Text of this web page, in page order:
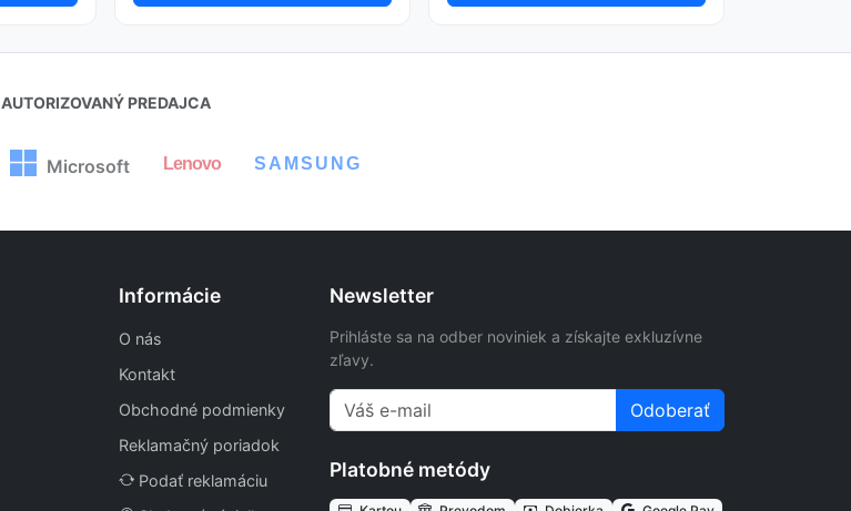
AUTORIZOVANÝ PREDAJCA
Microsoft Lenovo SAMSUNG
Informácie
O nás
Kontakt
Obchodné podmienky
Reklamačný poriadok
Podať reklamáciu
Newsletter
Prihláste sa na odber noviniek a získajte exkluzívne
zľavy.
Odoberať
Platobné metódy